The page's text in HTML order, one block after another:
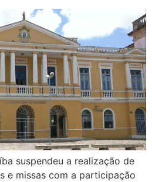
suspendeu a realização de
e missas com a participação